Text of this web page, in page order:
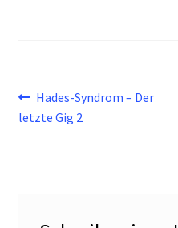
Vorheriger
Beitrag:
Hades-Syndrom – Der
letzte Gig 2